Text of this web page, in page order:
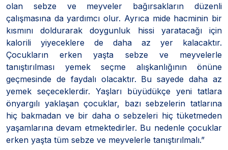
olan sebze ve meyveler bağırsakların düzenli
çalışmasına da yardımcı olur. Ayrıca mide hacminin bir
kısmını doldurarak doygunluk hissi yaratacağı için
kalorili yiyeceklere de daha az yer kalacaktır.
Çocukların erken yaşta sebze ve meyvelerle
tanıştırılması yemek seçme alışkanlığının önüne
geçmesinde de faydalı olacaktır. Bu sayede daha az
yemek seçeceklerdir. Yaşları büyüdükçe yeni tatlara
önyargılı yaklaşan çocuklar, bazı sebzelerin tatlarına
hiç bakmadan ve bir daha o sebzeleri hiç tüketmeden
yaşamlarına devam etmektedirler. Bu nedenle çocuklar
erken yaşta tüm sebze ve meyvelerle tanıştırılmalı.”